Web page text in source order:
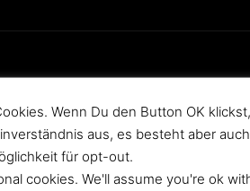
Wenn Du den Button OK klickst,
aus, es besteht aber auch
für opt-out.
cookies. We'll assume you're ok